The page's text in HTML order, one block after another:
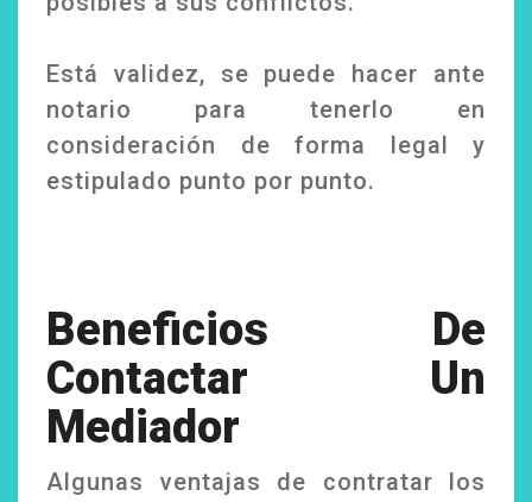
Está validez, se puede hacer ante
notario para tenerlo en
consideración de forma legal y
estipulado punto por punto.
Beneficios De
Contactar Un
Mediador
Algunas ventajas de contratar los